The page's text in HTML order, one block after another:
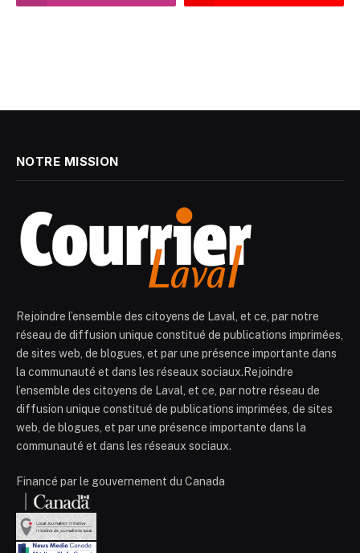
NOTRE MISSION
Rejoindre l’ensemble des citoyens de Laval, et ce, par notre
réseau de diffusion unique constitué de publications imprimées,
de sites web, de blogues, et par une présence importante dans
la communauté et dans les réseaux sociaux.Rejoindre
l’ensemble des citoyens de Laval, et ce, par notre réseau de
diffusion unique constitué de publications imprimées, de sites
web, de blogues, et par une présence importante dans la
communauté et dans les réseaux sociaux.
Financé par le gouvernement du Canada